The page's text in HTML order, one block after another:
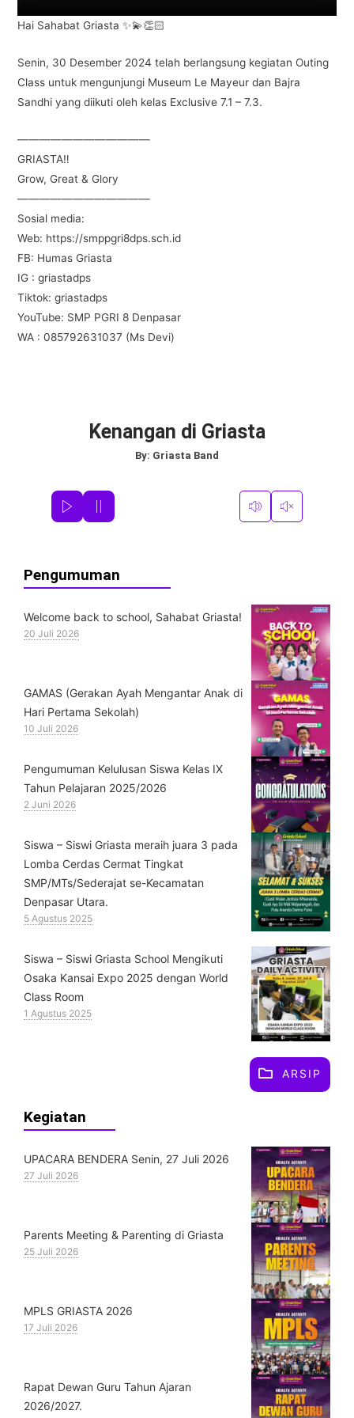
Hai Sahabat Griasta ✨💫👏🏻
Senin, 30 Desember 2024 telah berlangsung kegiatan Outing
Class untuk mengunjungi Museum Le Mayeur dan Bajra
Sandhi yang diikuti oleh kelas Exclusive 7.1 – 7.3.
————————————
GRIASTA‼️
Grow, Great & Glory
————————————
Sosial media:
Web: https://smppgri8dps.sch.id
FB: Humas Griasta
IG : griastadps
Tiktok: griastadps
YouTube: SMP PGRI 8 Denpasar
WA : 085792631037 (Ms Devi)
Kenangan di Griasta
By: Griasta Band
Pengumuman
Welcome back to school, Sahabat Griasta!
20 Juli 2026
GAMAS (Gerakan Ayah Mengantar Anak di
Hari Pertama Sekolah)
10 Juli 2026
Pengumuman Kelulusan Siswa Kelas IX
Tahun Pelajaran 2025/2026
2 Juni 2026
Siswa – Siswi Griasta meraih juara 3 pada
Lomba Cerdas Cermat Tingkat
SMP/MTs/Sederajat se-Kecamatan
Denpasar Utara.
5 Agustus 2025
Siswa – Siswi Griasta School Mengikuti
Osaka Kansai Expo 2025 dengan World
Class Room
1 Agustus 2025
ARSIP
Kegiatan
UPACARA BENDERA Senin, 27 Juli 2026
27 Juli 2026
Parents Meeting & Parenting di Griasta
25 Juli 2026
MPLS GRIASTA 2026
17 Juli 2026
Rapat Dewan Guru Tahun Ajaran
2026/2027.